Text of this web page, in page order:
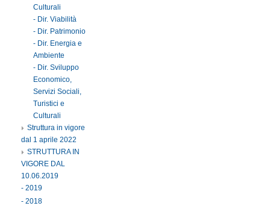
Culturali
- Dir. Viabilità
- Dir. Patrimonio
- Dir. Energia e
Ambiente
- Dir. Sviluppo
Economico,
Servizi Sociali,
Turistici e
Culturali
Struttura in vigore
dal 1 aprile 2022
STRUTTURA IN
VIGORE DAL
10.06.2019
- 2019
- 2018